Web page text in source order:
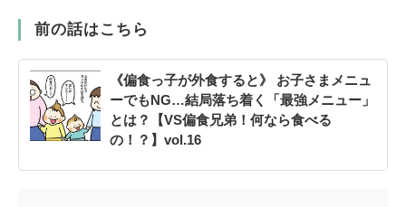
前の話はこちら
《偏食っ子が外食すると》 お子さまメニュ
ーでもNG…結局落ち着く「最強メニュー」
とは？【VS偏食兄弟！何なら食べる
の！？】vol.16